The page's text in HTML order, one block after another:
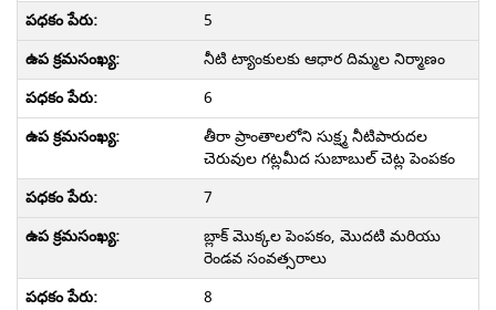
5
నీటి ట్యాంకులకు ఆధార దిమ్మల నిర్మాణం
6
తీరా ప్రాంతాలలోని సుక్ష్మ నీటిపారుదల
చెరువుల గట్లమీద సుబాబుల్ చెట్ల పెంపకం
7
బ్లాక్ మొక్కల పెంపకం, మొదటి మరియు
రెండవ సంవత్సరాలు
8